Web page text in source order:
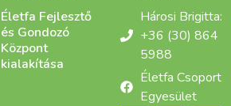
Életfa Fejlesztő
és Gondozó
Központ
kialakítása
Hárosi Brigitta:
+36 (30) 864
5988
Életfa Csoport
Egyesület